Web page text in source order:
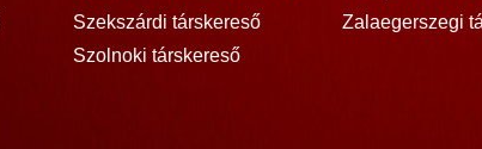
Szekszárdi társkereső
Szolnoki társkereső
Zalaegerszegi